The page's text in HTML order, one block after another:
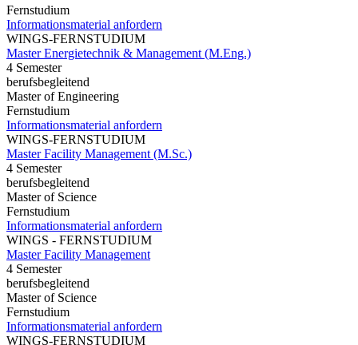
Fernstudium
Informationsmaterial anfordern
WINGS-FERNSTUDIUM
Master Energietechnik & Management (M.Eng.)
4 Semester
berufsbegleitend
Master of Engineering
Fernstudium
Informationsmaterial anfordern
WINGS-FERNSTUDIUM
Master Facility Management (M.Sc.)
4 Semester
berufsbegleitend
Master of Science
Fernstudium
Informationsmaterial anfordern
WINGS - FERNSTUDIUM
Master Facility Management
4 Semester
berufsbegleitend
Master of Science
Fernstudium
Informationsmaterial anfordern
WINGS-FERNSTUDIUM